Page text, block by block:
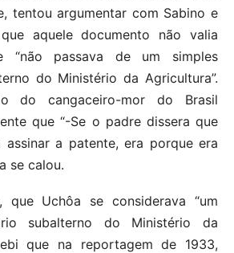
tentou argumentar com Sabino e
aquele documento não valia
passava de um simples
do Ministério da Agricultura”.
do cangaceiro-mor do Brasil
que “-Se o padre dissera que
a patente, era porque era
se calou.
Uchôa se considerava “um
subalterno do Ministério da
que na reportagem de 1933,